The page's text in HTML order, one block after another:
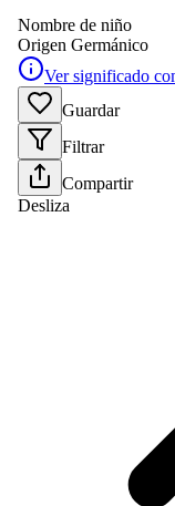
Nombre de niño
Origen Germánico
Ver significado
Guardar
Filtrar
Compartir
Desliza